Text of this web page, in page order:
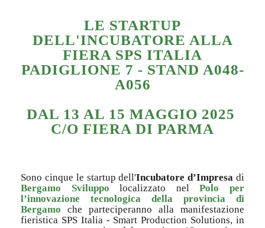
LE STARTUP
DELL'INCUBATORE ALLA
FIERA SPS ITALIA
PADIGLIONE 7 - STAND A048-
A056
DAL 13 AL 15 MAGGIO 2025
C/O FIERA DI PARMA
Sono cinque le startup dell'Incubatore d’Impresadi
Bergamo Sviluppo localizzato nelPolo per
l’innovazione tecnologica della provincia di
Bergamo che parteciperanno alla manifestazione
fieristica SPS Italia - Smart Production Solutions, in